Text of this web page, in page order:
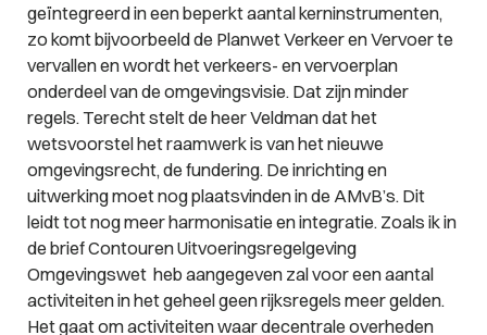
geïntegreerd in een beperkt aantal kerninstrumenten,
zo komt bijvoorbeeld de Planwet Verkeer en Vervoer te
vervallen en wordt het verkeers- en vervoerplan
onderdeel van de omgevingsvisie. Dat zijn minder
regels. Terecht stelt de heer Veldman dat het
wetsvoorstel het raamwerk is van het nieuwe
omgevingsrecht, de fundering. De inrichting en
uitwerking moet nog plaatsvinden in de AMvB’s. Dit
leidt tot nog meer harmonisatie en integratie. Zoals ik in
de brief Contouren Uitvoeringsregelgeving
Omgevingswet heb aangegeven zal voor een aantal
activiteiten in het geheel geen rijksregels meer gelden.
Het gaat om activiteiten waar decentrale overheden